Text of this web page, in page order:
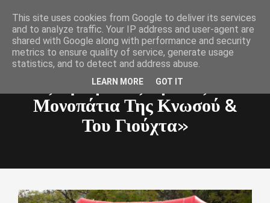
Toggle
11ος Ημιορεινός Αγώνας «Στα
Μονοπάτια Της Κνωσού &
Του Γιούχτα»
This site uses cookies from Google to deliver its services
and to analyze traffic. Your IP address and user-agent are
shared with Google along with performance and security
metrics to ensure quality of service, generate usage
statistics, and to detect and address abuse.
LEARN MORE GOT IT